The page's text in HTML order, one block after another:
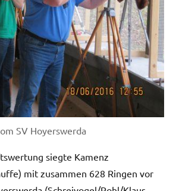
SV Hoyerswerda
siegte Kamenz
mit zusammen 628 Ringen vor